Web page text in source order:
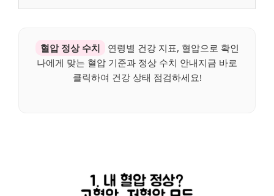
혈압 정상 수치
연령별 건강 지표, 혈압으로 확인
나에게 맞는 혈압 기준과 정상 수치 안내지금 바로
클릭하여 건강 상태 점검하세요!